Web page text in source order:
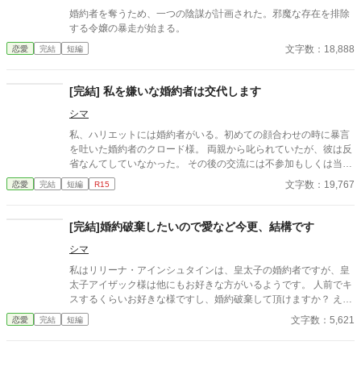
＊ 幼馴染みという特別感 ＊ 失くしてからの後悔 幼馴染みカ
ップルの当て馬にされてしまった伯爵令嬢、してしまった親友視
点のお話です。 中盤は略奪した親友側の視点が続きますが、当て
馬令嬢がヒロインです。 本編完結後に、力量不足故の幕間を書き
婚約者を奪うため、一つの陰謀が計画された。邪魔な存在を排除
する令嬢の暴走が始まる。
恋愛 完結 短編 文字数：18,888
[完結] 私を嫌いな婚約者は交代します
シマ
私、ハリエットには婚約者がいる。初めての顔合わせの時に暴言
を吐いた婚約者のクロード様。 両親から叱られていたが、彼は反
省なんてしていなかった。 その後の交流には不参加もしくは当日
のキャンセル。繰り返される不誠実な態度に、もう我慢の限界で
す。婚約者を交代させて頂きます。
恋愛 完結 短編 R15 文字数：19,767
[完結]婚約破棄したいので愛など今更、結構です
シマ
私はリリーナ・アインシュタインは、皇太子の婚約者ですが、皇
太子アイザック様は他にもお好きな方がいるようです。 人前でキ
スするくらいお好きな様ですし、婚約破棄して頂けますか？ え？
勘違い？私の事を愛してる？そんなの今更、結構です。
恋愛 完結 短編 文字数：5,621